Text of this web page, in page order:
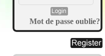
Mot de passe oublie?